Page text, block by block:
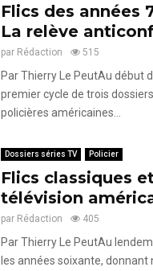
Flics des années
La relève
par Rédaction 515
Par Thierry Le PeutAu début
premier cycle de trois
policières américaines...
Dossiers séries TV Policier
Flics classiques
télévision
par Rédaction 405
Par Thierry Le PeutAu
les années soixante,